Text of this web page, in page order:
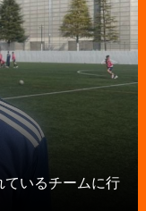
ているチームに行